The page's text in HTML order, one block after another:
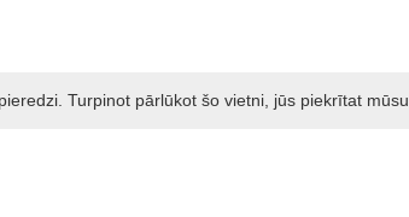
Turpinot pārlūkot šo vietni, jūs piekrītat mūsu